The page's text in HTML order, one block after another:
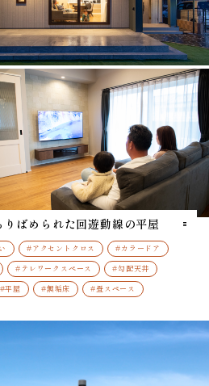
ばめられた回遊動線の平屋
#アクセントクロス
#カラードア
#テレワークスペース
#勾配天井
#平屋 #無垢床 #畳スペース